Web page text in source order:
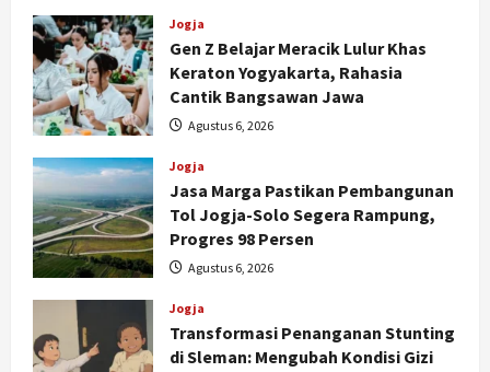
Jogja
Gen Z Belajar Meracik Lulur Khas
Keraton Yogyakarta, Rahasia
Cantik Bangsawan Jawa
Agustus 6, 2026
Jogja
Jasa Marga Pastikan Pembangunan
Tol Jogja-Solo Segera Rampung,
Progres 98 Persen
Agustus 6, 2026
Jogja
Transformasi Penanganan Stunting
di Sleman: Mengubah Kondisi Gizi